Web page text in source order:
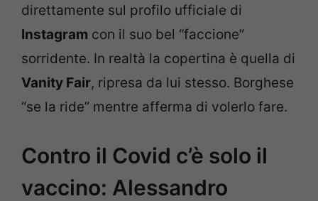
direttamente sul profilo ufficiale di
Instagram con il suo bel “faccione”
sorridente. In realtà la copertina è quella di
Vanity Fair, ripresa da lui stesso. Borghese
“se la ride” mentre afferma di volerlo fare.
Contro il Covid c’è solo il
vaccino: Alessandro